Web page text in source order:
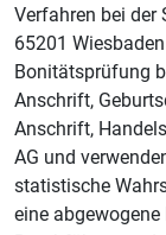
Verfahren bei der
65201
Bonitätsprüfung
Anschrift,
Anschrift,
AG und
statistische
eine